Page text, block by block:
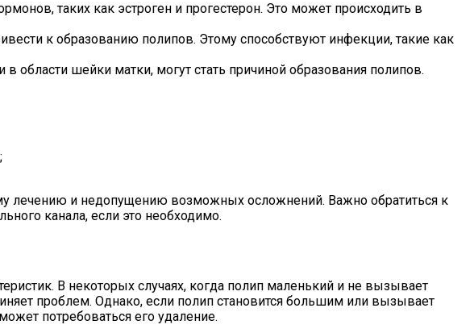
таких как эстроген и прогестерон. Это может происходить в
к образованию полипов. Этому способствуют инфекции, такие как
шейки матки, могут стать причиной образования полипов.
лечению и недопущению возможных осложнений. Важно обратиться к
канала, если это необходимо.
В некоторых случаях, когда полип маленький и не вызывает
проблем. Однако, если полип становится большим или вызывает
потребоваться его удаление.